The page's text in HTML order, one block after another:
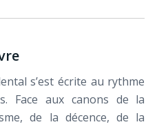
s’est écrite au rythme
Face aux canons de la
de la décence, de la